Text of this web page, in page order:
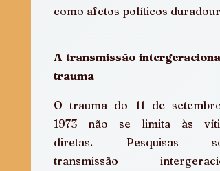
como afetos políticos
A transmissão
trauma
O trauma do 11 de setembro
1973 não se limita às
diretas. Pesquisas
transmissão